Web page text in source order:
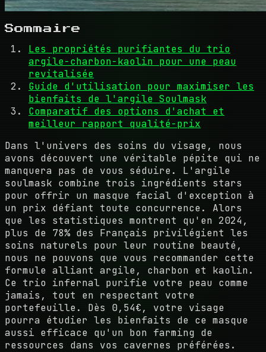
Sommaire
Les propriétés purifiantes du trio
argile-charbon-kaolin pour une peau
revitalisée
Guide d'utilisation pour maximiser les
bienfaits de l'argile Soulmask
Comparatif des options d'achat et
meilleur rapport qualité-prix
Dans l'univers des soins du visage, nous
avons découvert une véritable pépite qui ne
manquera pas de vous séduire. L'argile
soulmask combine trois ingrédients stars
pour offrir un masque facial d'exception à
un prix défiant toute concurrence. Alors
que les statistiques montrent qu'en 2024,
plus de 78% des Français privilégient les
soins naturels pour leur routine beauté,
nous ne pouvons que vous recommander cette
formule alliant argile, charbon et kaolin.
Ce trio infernal purifie votre peau comme
jamais, tout en respectant votre
portefeuille. Dès 0,54€, votre visage
pourra étudier les bienfaits de ce masque
aussi efficace qu'un bon farming de
ressources dans vos cavernes préférées.